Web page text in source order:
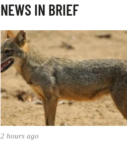
NEWS IN BRIEF
2 hours ago